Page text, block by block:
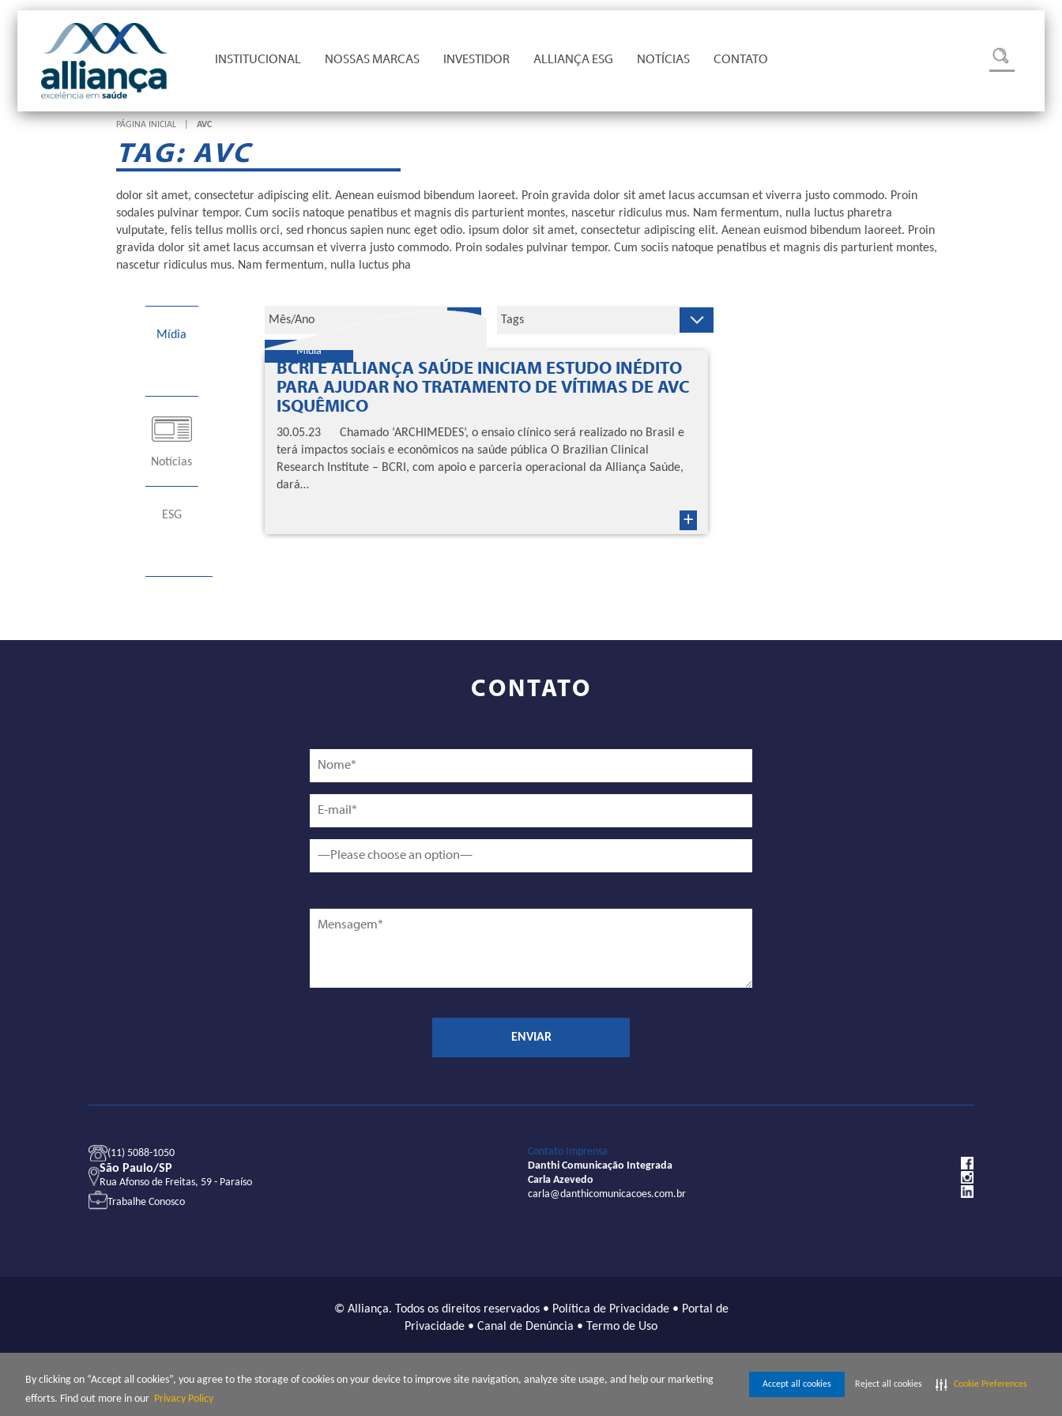
By clicking on “Accept all cookies”, you agree to the storage of cookies on your device to improve site navigation, analyze site usage, and help our marketing
efforts. Find out more in our Privacy Policy
Accept all cookies Reject all cookies Cookie Preferences
INSTITUCIONAL NOSSAS MARCAS INVESTIDOR ALLIANÇA ESG NOTÍCIAS CONTATO
PÁGINA INICIAL AVC
TAG: AVC
dolor sit amet, consectetur adipiscing elit. Aenean euismod bibendum laoreet. Proin gravida dolor sit amet lacus accumsan et viverra justo commodo. Proin
sodales pulvinar tempor. Cum sociis natoque penatibus et magnis dis parturient montes, nascetur ridiculus mus. Nam fermentum, nulla luctus pharetra
vulputate, felis tellus mollis orci, sed rhoncus sapien nunc eget odio. ipsum dolor sit amet, consectetur adipiscing elit. Aenean euismod bibendum laoreet. Proin
gravida dolor sit amet lacus accumsan et viverra justo commodo. Proin sodales pulvinar tempor. Cum sociis natoque penatibus et magnis dis parturient montes,
nascetur ridiculus mus. Nam fermentum, nulla luctus pha
Mídia
Notícias
ESG
Mídia
BCRI E ALLIANÇA SAÚDE INICIAM ESTUDO INÉDITO
PARA AJUDAR NO TRATAMENTO DE VÍTIMAS DE AVC
ISQUÊMICO
30.05.23 Chamado ‘ARCHIMEDES’, o ensaio clínico será realizado no Brasil e
terá impactos sociais e econômicos na saúde pública O Brazilian Clinical
Research Institute – BCRI, com apoio e parceria operacional da Alliança Saúde,
dará…
+
CONTATO
(11) 5088-1050
São Paulo/SP
Rua Afonso de Freitas, 59 - Paraíso
Trabalhe Conosco
Contato Imprensa
Danthi Comunicação Integrada
Carla Azevedo
carla@danthicomunicacoes.com.br
© Alliança. Todos os direitos reservados • Política de Privacidade• Portal de
Privacidade • Canal de Denúncia • Termo de Uso
empresas relacionadas, direta ou indiretamente, com o Grupo Rede D’Or São Luiz S.A., Hospital Esperança S.A., Hospital Aliança, Centro Médico Aliança e/ou CAP – Centro
Aliança De Pediatria.